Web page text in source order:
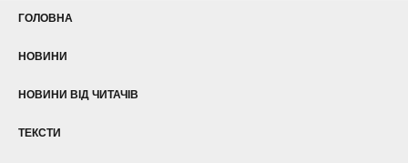
ГОЛОВНА
НОВИНИ
НОВИНИ ВІД ЧИТАЧІВ
ТЕКСТИ